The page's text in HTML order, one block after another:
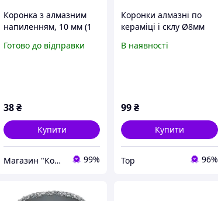
Коронка з алмазним
напиленням, 10 мм (1
Готово до відправки
38₴
Купити
Магазин "Корд" 99%
Коронки алмазні по
кераміці і склу Ø8мм
В наявності
99₴
Купити
Top 96%